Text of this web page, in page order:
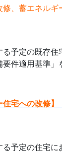
、蓄エネル
予定の既存
件適用基準
宅への改修】
予定の住宅